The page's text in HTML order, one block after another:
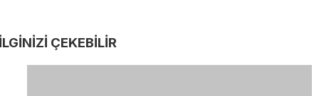
ÇEKEBİLİR